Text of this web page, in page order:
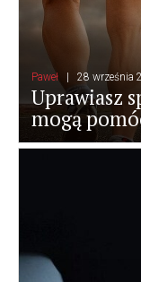
Paweł 28 września
Uprawiasz
mogą